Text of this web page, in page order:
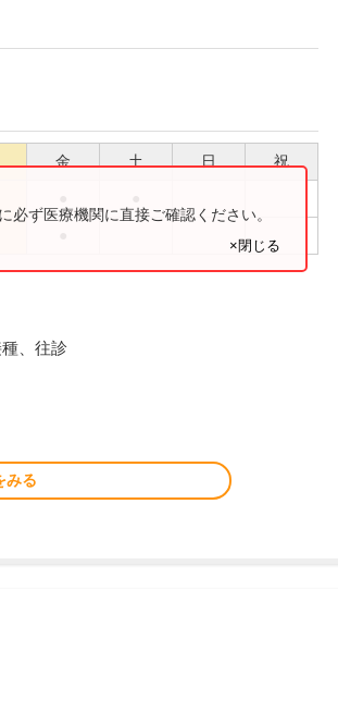
金 土 日 祝
ず医療機関に直接ご確認ください。
×閉じる
、往診
みる